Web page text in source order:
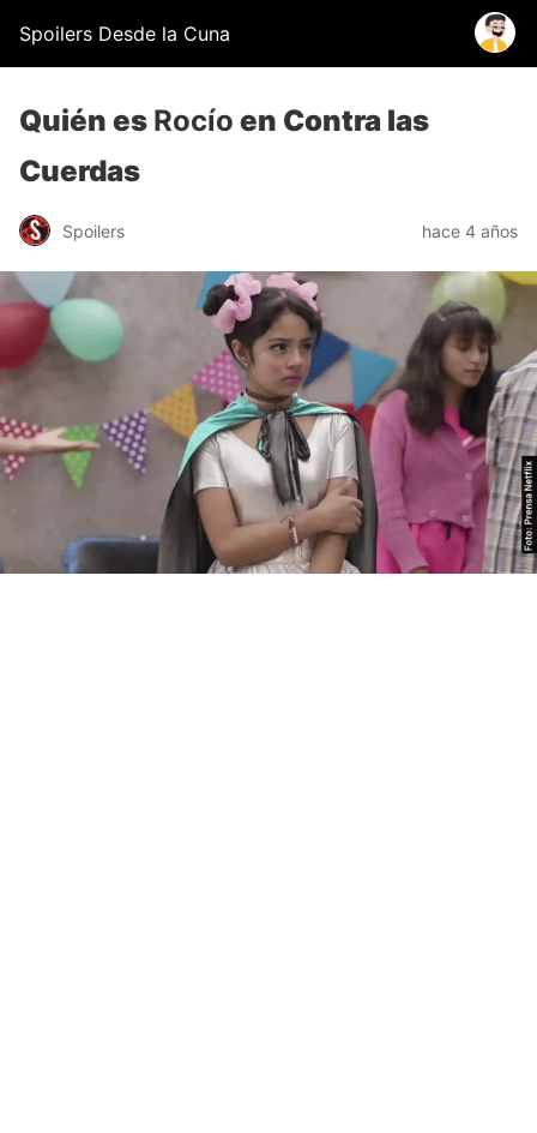
Spoilers Desde la Cuna
Quién es Rocío en Contra las
Cuerdas
Spoilers hace 4 años